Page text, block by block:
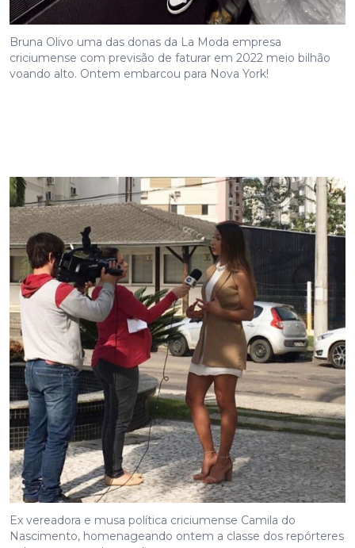
Bruna Olivo uma das donas da La Moda empresa
criciumense com previsão de faturar em 2022 meio bilhão
voando alto. Ontem embarcou para Nova York!
Ex vereadora e musa política criciumense Camila do
Nascimento, homenageando ontem a classe dos repórteres